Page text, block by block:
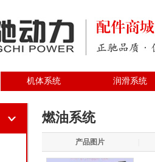
机体系统 润滑系统
燃油系统
产品图片